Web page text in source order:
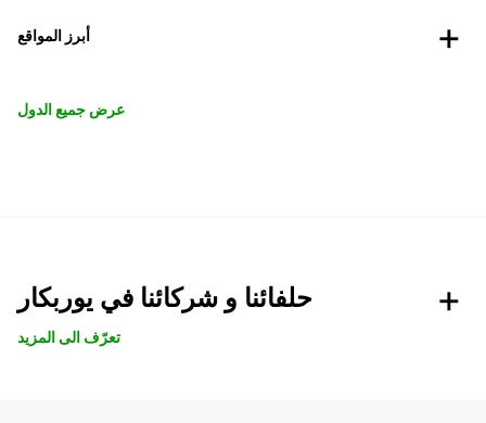
أبرز المواقع
عرض جميع الدول
حلفائنا و شركائنا في يوربكار
تعرّف الى المزيد